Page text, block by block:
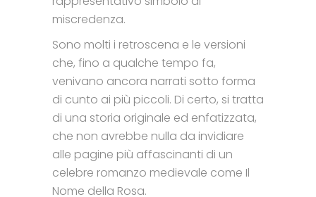
miscredenza.
Sono molti i retroscena e le versioni
che, fino a qualche tempo fa,
venivano ancora narrati sotto forma
di cunto ai più piccoli. Di certo, si tratta
di una storia originale ed enfatizzata,
che non avrebbe nulla da invidiare
alle pagine più affascinanti di un
celebre romanzo medievale come Il
Nome della Rosa.